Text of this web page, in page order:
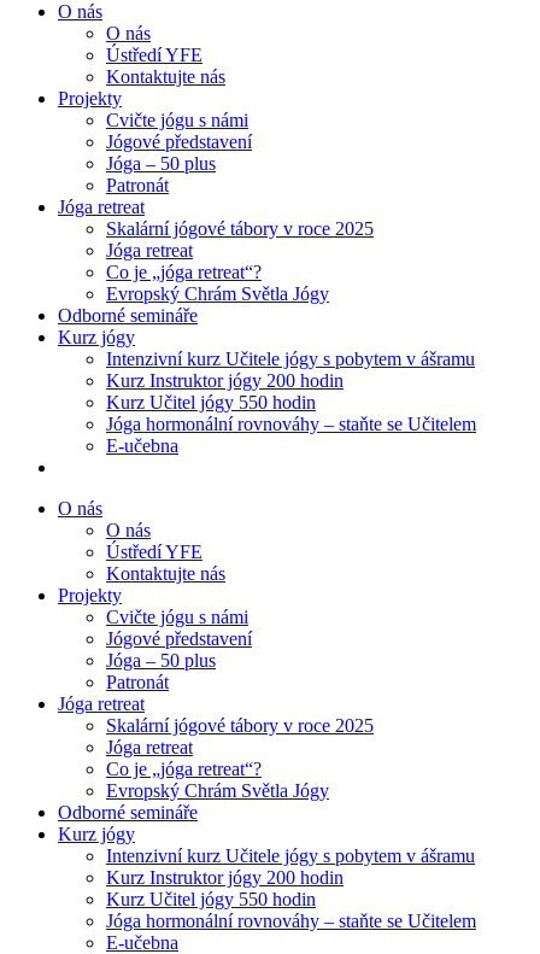
O nás
O nás
Ústředí YFE
Kontaktujte nás
Projekty
Cvičte jógu s námi
Jógové představení
Jóga – 50 plus
Patronát
Jóga retreat
Skalární jógové tábory v roce 2025
Jóga retreat
Co je „jóga retreat“?
Evropský Chrám Světla Jógy
Odborné semináře
Kurz jógy
Intenzivní kurz Učitele jógy s pobytem v ášramu
Kurz Instruktor jógy 200 hodin
Kurz Učitel jógy 550 hodin
Jóga hormonální rovnováhy – staňte se Učitelem
E-učebna
O nás
O nás
Ústředí YFE
Kontaktujte nás
Projekty
Cvičte jógu s námi
Jógové představení
Jóga – 50 plus
Patronát
Jóga retreat
Skalární jógové tábory v roce 2025
Jóga retreat
Co je „jóga retreat“?
Evropský Chrám Světla Jógy
Odborné semináře
Kurz jógy
Intenzivní kurz Učitele jógy s pobytem v ášramu
Kurz Instruktor jógy 200 hodin
Kurz Učitel jógy 550 hodin
Jóga hormonální rovnováhy – staňte se Učitelem
E-učebna